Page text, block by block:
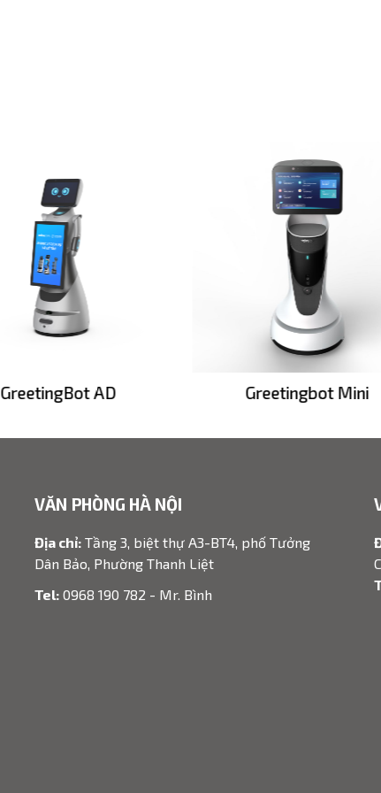
GreetingBot AD Greetingbot Mini
VĂN PHÒNG HÀ NỘI
Địa chỉ:Tầng 3, biệt thự A3-BT4, phố Tưởng
Dân Bảo, Phường Thanh Liệt
Tel:0968 190 782 - Mr. Bình